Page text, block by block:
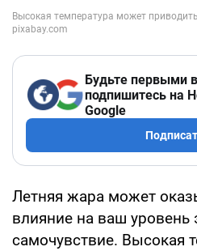
Будьте первыми
подпишитесь на
Google
Летняя жара может
влияние на ваш уровень
самочувствие. Высокая